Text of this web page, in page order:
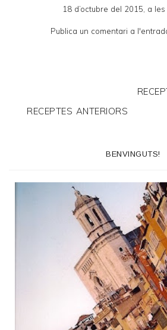
18 d’octubre del 2015, a
Publica un comentari a
RECEPTES ANTERIORS
BENVINGUTS!